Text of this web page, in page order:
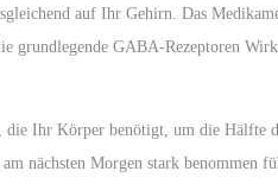
auf Ihr Gehirn. Das
grundlegende GABA-Rezeptoren
Ihr Körper benötigt, um die Hälfte
nächsten Morgen stark benommen